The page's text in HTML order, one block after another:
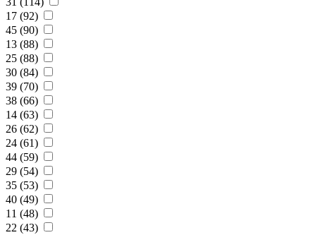
17 (92)
45 (90)
13 (88)
25 (88)
30 (84)
39 (70)
38 (66)
14 (63)
26 (62)
24 (61)
44 (59)
29 (54)
35 (53)
40 (49)
11 (48)
22 (43)